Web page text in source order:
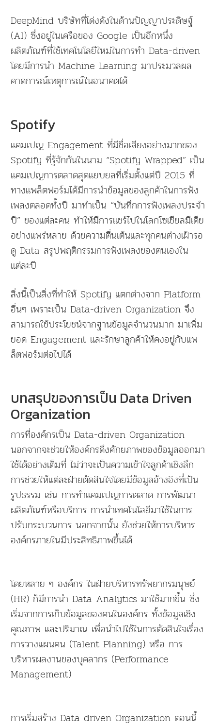
DeepMind บริษัทที่โด่งดังในด้านปัญญาประดิษฐ์
(AI) ซึ่งอยู่ในเครือของ Google เป็นอีกหนึ่ง
ผลิตภัณฑ์ที่ใช้เทคโนโลยีใหม่ในการทำ Data-driven
โดยมีการนำ Machine Learning มาประมวลผล
คาดการณ์เหตุการณ์ในอนาคตได้
Spotify
แคมเปญ Engagement ที่มีชื่อเสียงอย่างมากของ
Spotify ที่รู้จักกันในนาม “Spotify Wrapped” เป็น
แคมเปญการตลาดสุดแยบยลที่เริ่มตั้งแต่ปี 2015 ที่
ทางแพล็ตฟอร์มได้มีการนำข้อมูลของลูกค้าในการฟัง
เพลงตลอดทั้งปี มาทำเป็น “บันทึกการฟังเพลงประจำ
ปี” ของแต่ละคน ทำให้มีการแชร์ไปในโลกโซเชียลมีเดีย
อย่างแพร่หลาย ด้วยความตื่นเต้นและทุกคนต่างเฝ้ารอ
ดู Data สรุปพฤติกรรมการฟังเพลงของตนเองใน
แต่ละปี
สิ่งนี้เป็นสิ่งที่ทำให้ Spotify แตกต่างจาก Platform
อื่นๆ เพราะเป็น Data-driven Organization จึง
สามารถใช้ประโยชน์จากฐานข้อมูลจำนวนมาก มาเพิ่ม
ยอด Engagement และรักษาลูกค้าให้คงอยู่กับแพ
ล็ตฟอร์มต่อไปได้
บทสรุปของการเป็น Data Driven
Organization
การที่องค์กรเป็น Data-driven Organization
นอกจากจะช่วยให้องค์กรดึงศักยภาพของข้อมูลออกมา
ใช้ได้อย่างเต็มที่ ไม่ว่าจะเป็นความเข้าใจลูกค้าเชิงลึก
การช่วยให้แต่ละฝ่ายตัดสินใจโดยมีข้อมูลอ้างอิงที่เป็น
รูปธรรม เช่น การทำแคมเปญการตลาด การพัฒนา
ผลิตภัณฑ์หรือบริการ การนำเทคโนโลยีมาใช้ในการ
ปรับกระบวนการ นอกจากนั้น ยังช่วยให้การบริหาร
องค์กรภายในมีประสิทธิภาพขึ้นได้
โดยหลาย ๆ องค์กร ในฝ่ายบริหารทรัพยากรมนุษย์
(HR) ก็มีการนำ Data Analytics มาใช้มากขึ้น ซึ่ง
เริ่มจากการเก็บข้อมูลของคนในองค์กร ทั้งข้อมูลเชิง
คุณภาพ และปริมาณ เพื่อนำไปใช้ในการตัดสินใจเรื่อง
การวางแผนคน (Talent Planning) หรือ การ
บริหารผลงานของบุคลากร (Performance
Management)
การเริ่มสร้าง Data-driven Organization ตอนนี้